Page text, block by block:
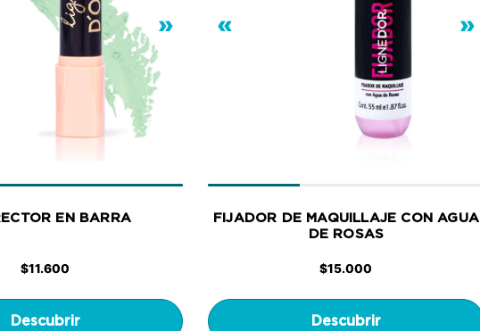
»
EN BARRA
$11.600
Descubrir
« »
FIJADOR DE MAQUILLAJE CON AGUA
DE ROSAS
$15.000
Descubrir